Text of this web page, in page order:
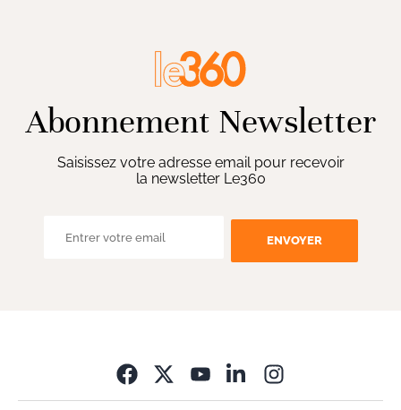
Abonnement Newsletter
Saisissez votre adresse email pour recevoir
la newsletter Le360
ENVOYER